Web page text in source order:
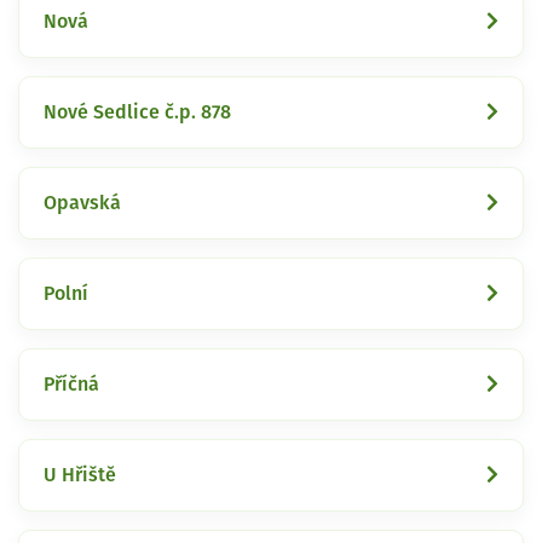
Nová
Nové Sedlice č.p. 878
Opavská
Polní
Příčná
U Hřiště